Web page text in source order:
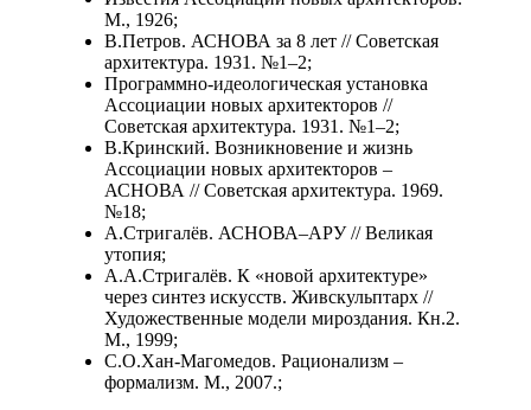
М., 1926;
В.Петров. АСНОВА за 8 лет // Советская
архитектура. 1931. №1–2;
Программно-идеологическая установка
Ассоциации новых архитекторов //
Советская архитектура. 1931. №1–2;
В.Кринский. Возникновение и жизнь
Ассоциации новых архитекторов –
АСНОВА // Советская архитектура. 1969.
№18;
А.Стригалёв. АСНОВА–АРУ // Великая
утопия;
А.А.Стригалёв. К «новой архитектуре»
через синтез искусств. Живскульптарх //
Художественные модели мироздания. Кн.2.
М., 1999;
С.О.Хан-Магомедов. Рационализм –
формализм. М., 2007.;